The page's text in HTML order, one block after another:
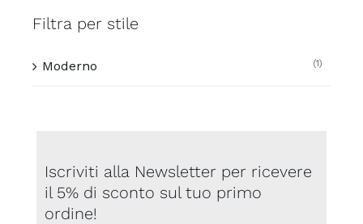
Filtra per stile
Moderno (1)
Iscriviti alla Newsletter per ricevere
il 5% di sconto sul tuo primo
ordine!